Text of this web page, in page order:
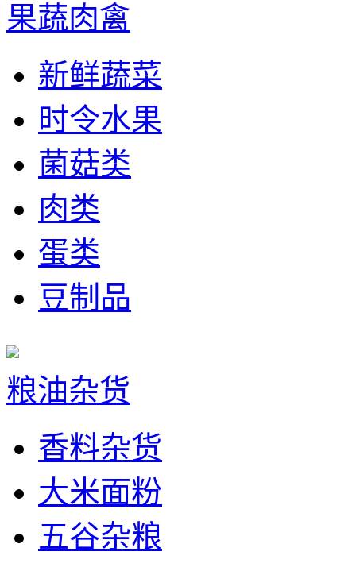
果蔬肉禽
新鲜蔬菜
时令水果
菌菇类
肉类
蛋类
豆制品
粮油杂货
香料杂货
大米面粉
五谷杂粮